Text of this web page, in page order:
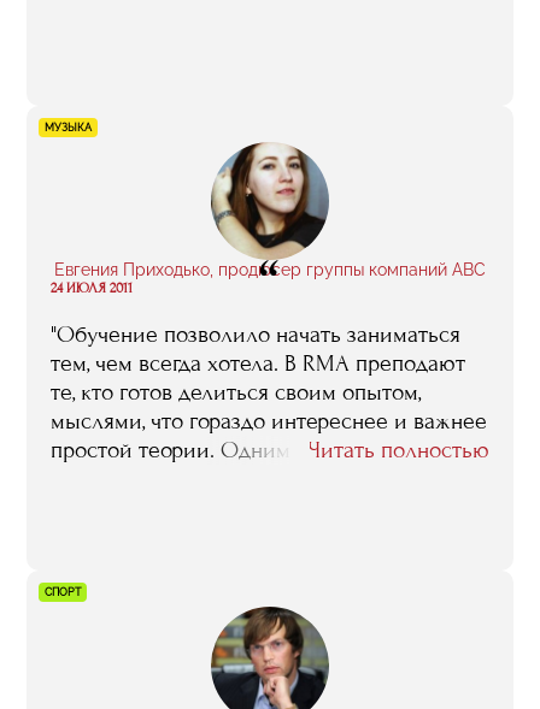
добилась всего благодаря себе, людям
вокруг и полученным в RMA знаниям".
МУЗЫКА
Евгения Приходько, продюсер группы компаний ABC
“
24 ИЮЛЯ 2011
"Обучение позволило начать заниматься
тем, чем всегда хотела. В RMA преподают
те, кто готов делиться своим опытом,
мыслями, что гораздо интереснее и важнее
простой теории. Одним словом, RMA дает
Читать полностью
СПОРТ